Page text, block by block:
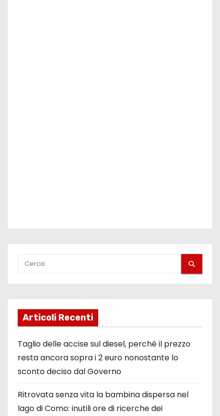
Articoli Recenti
Taglio delle accise sul diesel, perché il prezzo
resta ancora sopra i 2 euro nonostante lo
sconto deciso dal Governo
Ritrovata senza vita la bambina dispersa nel
lago di Como: inutili ore di ricerche dei